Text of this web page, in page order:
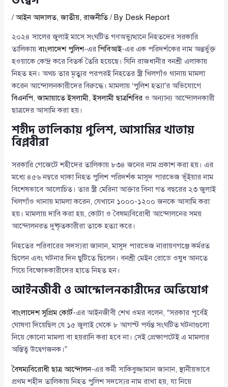
/আইন আদালত,জাতীয়,রাজনীতি/ By Desk Report
২০২৪ সালের জুলাই মাসে সংঘটিত গণঅভ্যুত্থানে নিহতদের সরকারি
তালিকায়বাংলাদেশ পুলিশ-এরপিবিআই-এর এক পরিদর্শকের নাম অন্তর্ভুক্ত
হওয়াকে কেন্দ্র করে বিতর্ক তৈরি হয়েছে। যিনি রাজধানীর বনশ্রী এলাকায়
নিহত হন। অথচ তার মৃত্যুর পরপরই নিহতের স্ত্রী খিলগাঁও থানায় মামলা
করেন আন্দোলনকারীদের বিরুদ্ধে। মামলায় ‘পুলিশ হত্যা’র অভিযোগে
বিএনপি,জামায়াতে ইসলামী,ইসলামী ছাত্রশিবির ও অন্যান্য আন্দোলনকারী
ছাত্রদের আসামি করা হয়।
শহীদ তালিকায় পুলিশ, আসামির খাতায়
বিপ্লবীরা
সরকারি গেজেটে শহীদের তালিকায় ৮৩৪ জনের নাম প্রকাশ করা হয়। এর
মধ্যে ৪৫৬ নম্বরে থাকা নিহত পুলিশ পরিদর্শক মাসুদ পারভেজ ভূঁইয়ার নাম
বিশেষভাবে আলোচিত। তার স্ত্রী মেরিনা আক্তার বিনা গত বছরের ২৩ জুলাই
খিলগাঁও থানায় মামলা করেন, যেখানে ১০০০-১২০০ জনকে আসামি করা
হয়। মামলায় দাবি করা হয়, কোটা ও বৈষম্যবিরোধী আন্দোলনের সময়
আন্দোলনরত দুষ্কৃতকারীরা তাকে হত্যা করে।
নিহতের পরিবারের সদস্যরা জানান, মাসুদ পারভেজ নারায়ণগঞ্জে কর্মরত
ছিলেন এবং ঘটনার দিন ছুটিতে ছিলেন। বনশ্রী মেইন রোডে ওষুধ আনতে
গিয়ে বিক্ষোভকারীদের হাতে নিহত হন।
আইনজীবী ও আন্দোলনকারীদের অভিযোগ
বাংলাদেশ সুপ্রিম কোর্ট-এর আইনজীবী শেখ ওমর বলেন, “সরকার পূর্বেই
ঘোষণা দিয়েছিল যে ১৫ জুলাই থেকে ৮ আগস্ট পর্যন্ত সংঘটিত ঘটনাগুলো
নিয়ে কোনো মামলা বা হয়রানি করা হবে না। সেই প্রেক্ষাপটেই এ মামলার
অস্তিত্ব উদ্বেগজনক।”
বৈষম্যবিরোধী ছাত্র আন্দোলন-এর কর্মী সাকিবুজ্জামান জানান, স্থানীয়ভাবে
প্রথম শহীদ তালিকায় নিহত পুলিশ সদস্যের নাম রাখা হয়, যা নিয়ে